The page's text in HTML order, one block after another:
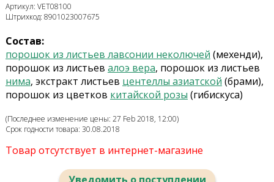
Артикул: VET08100
Штрихкод: 8901023007675
Состав:
порошок из листьев лавсонии неколючей (мехенди),
порошок из листьев алоэ вера, порошок из листьев
нима, экстракт листьев центеллы азиатской (брами),
порошок из цветков китайской розы (гибискуса)
(Последнее изменение цены: 27 Feb 2018, 12:00)
Срок годности товара: 30.08.2018
Товар отсутствует в интернет-магазине